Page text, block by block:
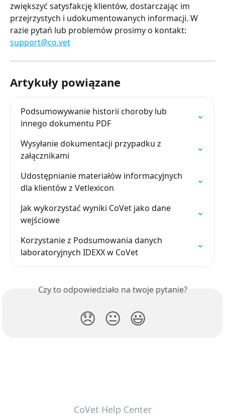
zwiększyć satysfakcję klientów, dostarczając im
przejrzystych i udokumentowanych informacji. W
razie pytań lub problemów prosimy o kontakt:
support@co.vet
Artykuły powiązane
Podsumowywanie historii choroby lub
innego dokumentu PDF
Wysyłanie dokumentacji przypadku z
załącznikami
Udostępnianie materiałów informacyjnych
dla klientów z Vetlexicon
Jak wykorzystać wyniki CoVet jako dane
wejściowe
Korzystanie z Podsumowania danych
laboratoryjnych IDEXX w CoVet
Czy to odpowiedziało na twoje pytanie?
😞 😐 😃
CoVet Help Center